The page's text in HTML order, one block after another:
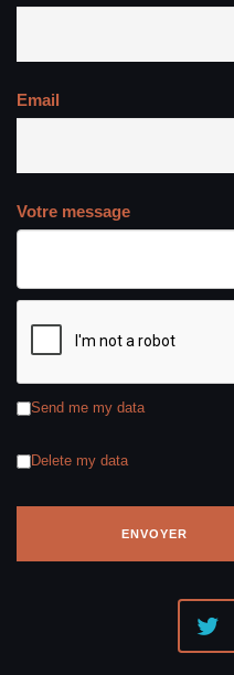
Email
Votre message
Send me my data
Delete my data